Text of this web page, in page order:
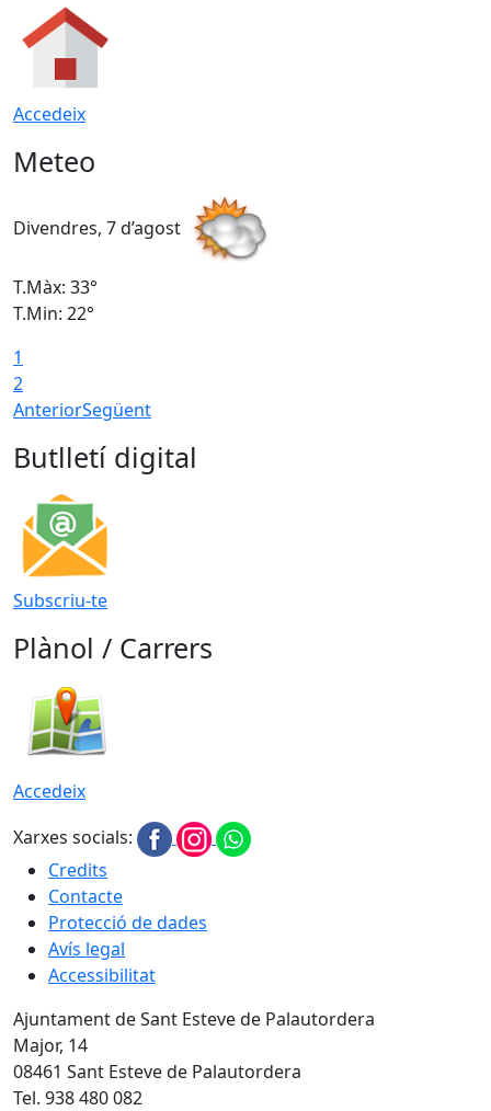
Accedeix
Meteo
Divendres, 7 d’agost
T.Màx: 33°
T.Min: 22°
1
2
AnteriorSegüent
Butlletí digital
Subscriu-te
Plànol / Carrers
Accedeix
Xarxes socials:
Credits
Contacte
Protecció de dades
Avís legal
Accessibilitat
Ajuntament de Sant Esteve de Palautordera
Major, 14
08461 Sant Esteve de Palautordera
Tel. 938 480 082